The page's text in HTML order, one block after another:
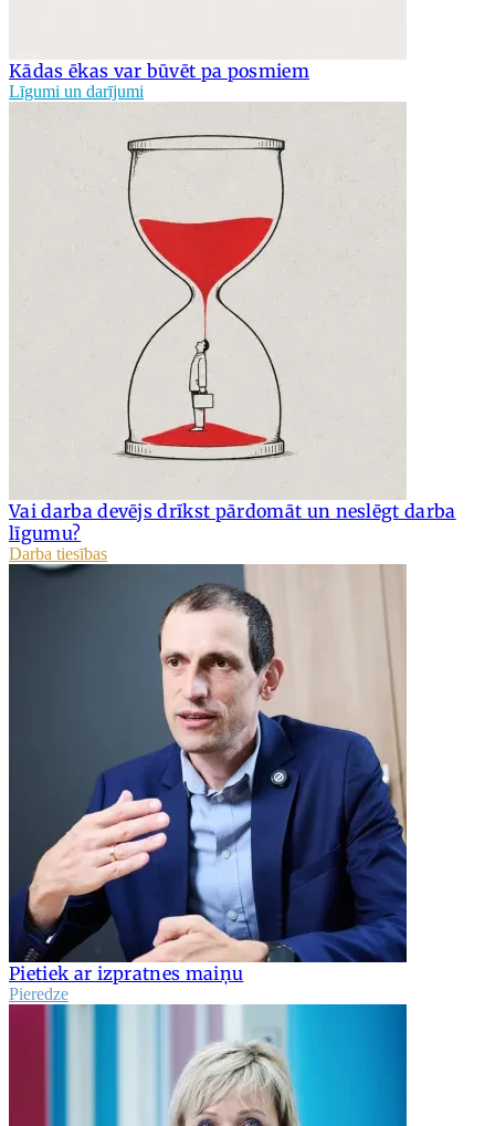
Kādas ēkas var būvēt pa posmiem
Līgumi un darījumi
Vai darba devējs drīkst pārdomāt un neslēgt darba
līgumu?
Darba tiesības
Pietiek ar izpratnes maiņu
Pieredze